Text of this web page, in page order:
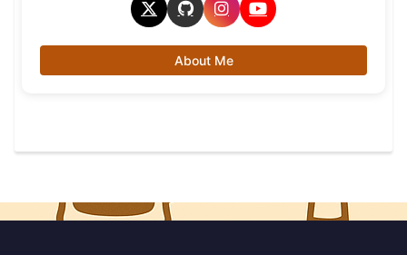
About Me